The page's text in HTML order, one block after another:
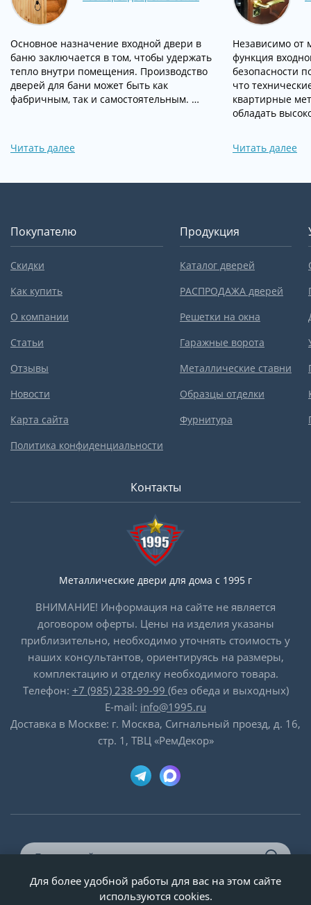
Основное назначение входной двери в
баню заключается в том, чтобы удержать
тепло внутри помещения. Производство
дверей для бани может быть как
фабричным, так и самостоятельным. …
Читать далее
Независимо от
функция
безопасности
что
квартирные
обладать
Читать далее
Покупателю
Скидки
Как купить
О компании
Статьи
Отзывы
Новости
Карта сайта
Политика конфиденциальности
Продукция
Каталог дверей
РАСПРОДАЖА дверей
Решетки на окна
Гаражные ворота
Металлические ставни
Образцы отделки
Фурнитура
Контакты
Металлические двери для дома с 1995 г
ВНИМАНИЕ! Информация на сайте не является
договором оферты. Цены на изделия указаны
приблизительно, необходимо уточнять стоимость у
наших консультантов, ориентируясь на размеры,
комплектацию и отделку необходимого товара.
Телефон: +7 (985) 238-99-99 (без обеда и выходных)
E-mail: info@1995.ru
Доставка в Москве: г. Москва, Сигнальный проезд, д. 16,
стр. 1, ТВЦ «РемДекор»
© ООО «Двери-и-точка», ИНН 5020092947, 1995-2026 г.
Для более удобной работы для вас на этом сайте
используются cookies.